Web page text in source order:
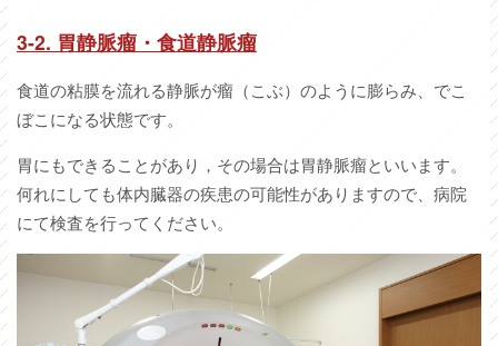
3-2. 胃静脈瘤・食道静脈瘤
食道の粘膜を流れる静脈が瘤（こぶ）のように膨らみ、でこ
ぼこになる状態です。
胃にもできることがあり，その場合は胃静脈瘤といいます。
何れにしても体内臓器の疾患の可能性がありますので、病院
にて検査を行ってください。